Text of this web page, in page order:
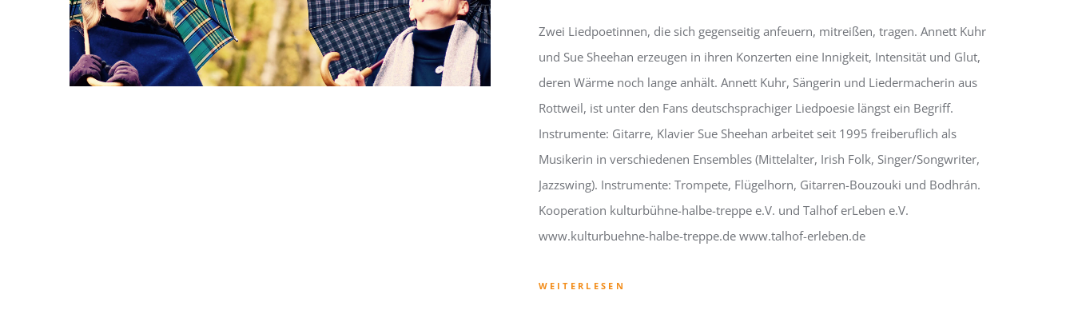
Zwei Liedpoetinnen, die sich gegen­seitig anfeuern, mit­reißen, tragen. Annett Kuhr
und Sue Sheehan erzeugen in ihren Konzerten eine Innigkeit, Intensität und Glut,
deren Wärme noch lange anhält. Annett Kuhr, Sängerin und Liedermacherin aus
Rottweil, ist unter den Fans deutschsprachiger Liedpoesie längst ein Begriff.
Instrumente: Gitarre, Klavier Sue Sheehan arbeitet seit 1995 freiberuflich als
Musikerin in verschiedenen Ensembles (Mittelalter, Irish Folk, Singer/Songwriter,
Jazzswing). Instrumente: Trompete, Flügelhorn, Gitarren-Bouzouki und Bodhrán.
Kooperation kulturbühne-halbe-treppe e.V. und Talhof erLeben e.V.
www.kulturbuehne-halbe-treppe.de www.talhof-erleben.de
WEITERLESEN